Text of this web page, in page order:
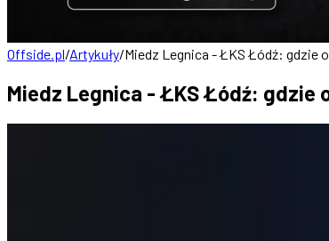
Offside.pl/Artykuły/Miedz Legnica - ŁKS Łódź: gdzie
Miedz Legnica - ŁKS Łódź: gdzie